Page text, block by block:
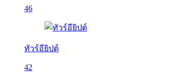
46
ทัวร์อียิปต์
42